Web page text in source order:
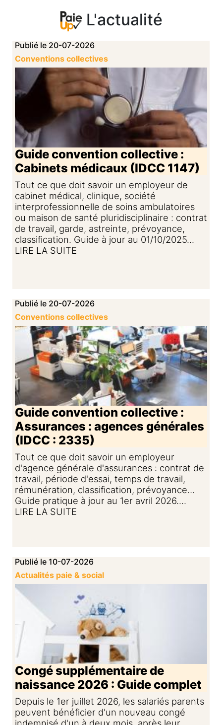
L'actualité
Publié le 20-07-2026
Conventions collectives
Guide convention collective :
Cabinets médicaux (IDCC 1147)
Tout ce que doit savoir un employeur de
cabinet médical, clinique, société
interprofessionnelle de soins ambulatoires
ou maison de santé pluridisciplinaire : contrat
de travail, garde, astreinte, prévoyance,
classification. Guide à jour au 01/10/2025...
LIRE LA SUITE
Publié le 20-07-2026
Conventions collectives
Guide convention collective :
Assurances : agences générales
(IDCC : 2335)
Tout ce que doit savoir un employeur
d'agence générale d'assurances : contrat de
travail, période d'essai, temps de travail,
rémunération, classification, prévoyance…
Guide pratique à jour au 1er avril 2026....
LIRE LA SUITE
Publié le 10-07-2026
Actualités paie & social
Congé supplémentaire de
naissance 2026 : Guide complet
Depuis le 1er juillet 2026, les salariés parents
peuvent bénéficier d'un nouveau congé